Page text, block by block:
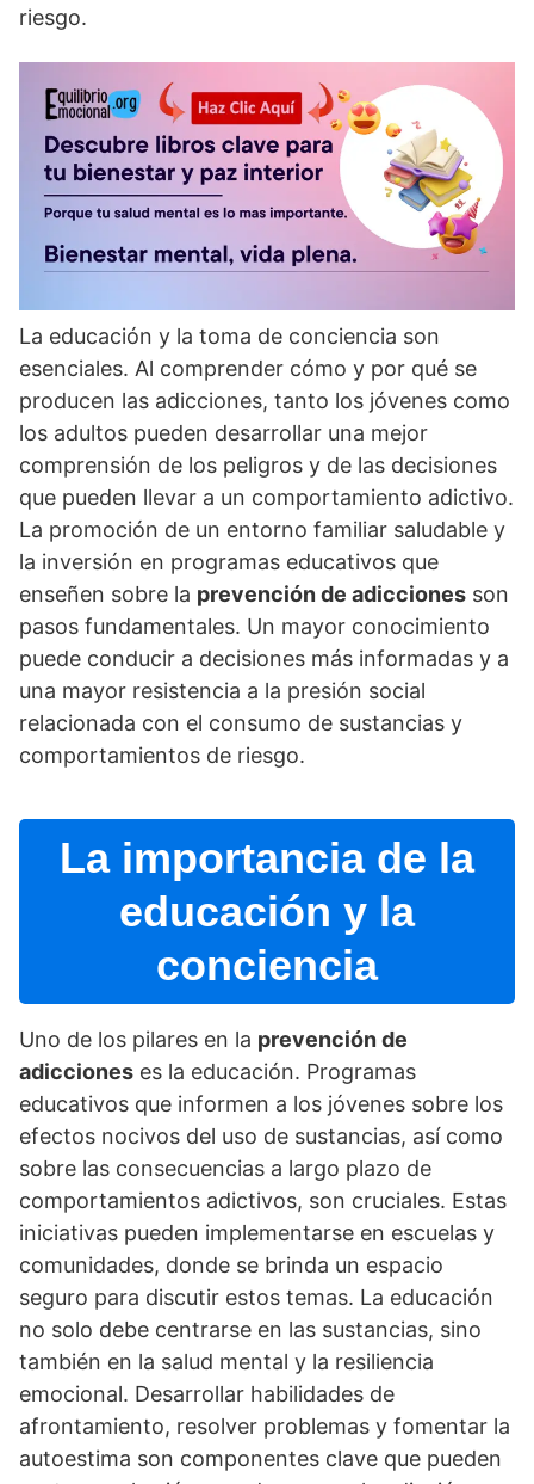
riesgo.
La educación y la toma de conciencia son
esenciales. Al comprender cómo y por qué se
producen las adicciones, tanto los jóvenes como
los adultos pueden desarrollar una mejor
comprensión de los peligros y de las decisiones
que pueden llevar a un comportamiento adictivo.
La promoción de un entorno familiar saludable y
la inversión en programas educativos que
enseñen sobre la prevención de adicciones son
pasos fundamentales. Un mayor conocimiento
puede conducir a decisiones más informadas y a
una mayor resistencia a la presión social
relacionada con el consumo de sustancias y
comportamientos de riesgo.
La importancia de la
educación y la
conciencia
Uno de los pilares en la prevención de
adicciones es la educación. Programas
educativos que informen a los jóvenes sobre los
efectos nocivos del uso de sustancias, así­ como
sobre las consecuencias a largo plazo de
comportamientos adictivos, son cruciales. Estas
iniciativas pueden implementarse en escuelas y
comunidades, donde se brinda un espacio
seguro para discutir estos temas. La educación
no solo debe centrarse en las sustancias, sino
también en la salud mental y la resiliencia
emocional. Desarrollar habilidades de
afrontamiento, resolver problemas y fomentar la
autoestima son componentes clave que pueden